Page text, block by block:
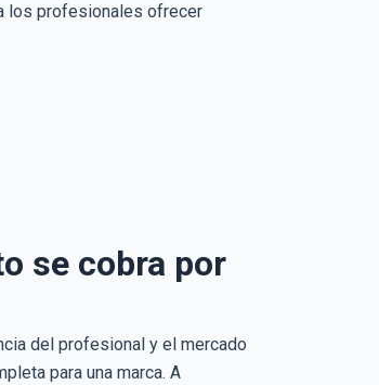
los profesionales ofrecer
se cobra por
del profesional y el mercado
para una marca. A